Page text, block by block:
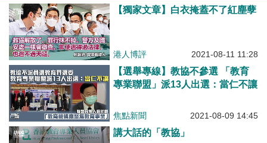
【獨家文章】白衣掩蓋不了紅塵孽
港人博評 2021-08-11 11:28
【選舉專線】教協不參選 「教育
專業聯盟」派13人出選：當仁不讓
焦點新聞 2021-08-09 14:45
講大話的「教協」